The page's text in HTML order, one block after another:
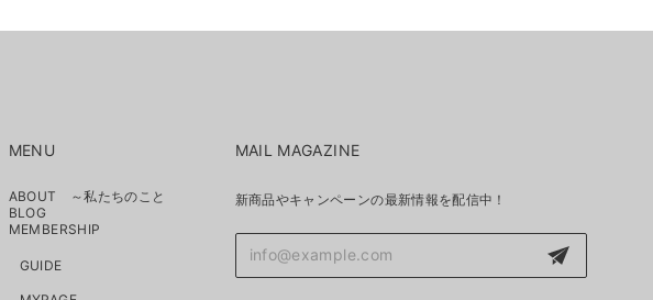
MENU
ABOUT ～私たちのこと
BLOG
MEMBERSHIP
GUIDE
MAIL MAGAZINE
新商品やキャンペーンの最新情報を配信中！